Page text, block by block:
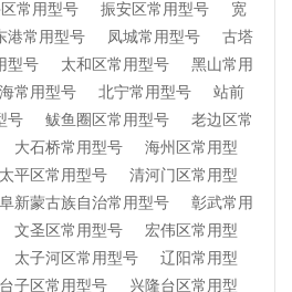
常用型号 振安区常用型号
宽
港常用型号 凤城常用型号
古塔
型号 太和区常用型号
黑山常用
常用型号 北宁常用型号
站前
号 鲅鱼圈区常用型号
老边区常
大石桥常用型号
海州区常用型
太平区常用型号
清河门区常用型
阜新蒙古族自治常用型号
彰武常用
文圣区常用型号
宏伟区常用型
太子河区常用型号
辽阳常用型
子区常用型号 兴隆台区常用型